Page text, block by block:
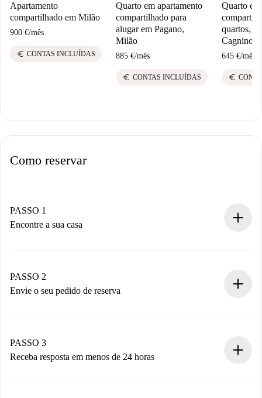
Apartamento
compartilhado em Milão
900 €/mês
euro CONTAS INCLUÍDAS
Quarto em apartamento
compartilhado para
alugar em Pagano,
Milão
885 €/mês
euro CONTAS INCLUÍDAS
Quarto
quartos,
Cagnino.
645 €/mês
euro
Como reservar
PASSO 1
Encontre a sua casa
Você tem todas as informações necessárias
antecipadamente.
PASSO 2
Envie o seu pedido de reserva
Não cobramos nada até que o proprietário confirme.
PASSO 3
Receba resposta em menos de 24 horas